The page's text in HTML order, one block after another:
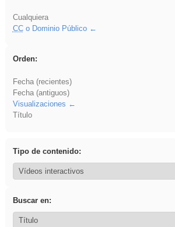
Cualquiera
CCo Dominio Público
Orden:
Fecha (recientes)
Fecha (antiguos)
Visualizaciones
Título
Tipo de contenido:
Buscar en: